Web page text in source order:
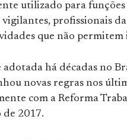
utilizado para funções
profissionais
que não
adotada há décadas no
novas regras nos
com a Reforma
de 2017.